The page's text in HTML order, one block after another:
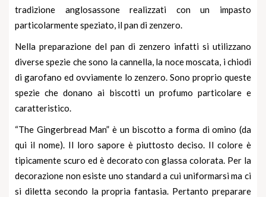
tradizione anglosassone realizzati con un impasto
particolarmente speziato, il pan di zenzero.
Nella preparazione del pan di zenzero infatti si utilizzano
diverse spezie che sono la cannella, la noce moscata, i chiodi
di garofano ed ovviamente lo zenzero. Sono proprio queste
spezie che donano ai biscotti un profumo particolare e
caratteristico.
“The Gingerbread Man” è un biscotto a forma di omino (da
qui il nome). Il loro sapore è piuttosto deciso. Il colore è
tipicamente scuro ed è decorato con glassa colorata. Per la
decorazione non esiste uno standard a cui uniformarsi ma ci
si diletta secondo la propria fantasia. Pertanto preparare